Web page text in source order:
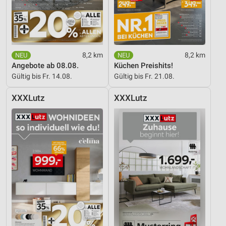
8,2 km
Angebote ab 08.08.
Gültig bis Fr. 14.08.
8,2 km
Küchen Preishits!
Gültig bis Fr. 21.08.
XXXLutz XXXLutz
Messung der Performance von Inhalten
Analyse von Zielgruppen durch Statistiken oder
Kombinationen von Daten aus verschiedenen
Quellen
Entwicklung und Verbesserung der Angebote
Inhalten
IAB-Besonderheiten:
Verwendung genauer Standortdaten
Geräte anhand von aktiv angeforderten
Informationen identifizieren
Nicht-IAB-Verarbeitungszwecke:
Notwendig
Performance